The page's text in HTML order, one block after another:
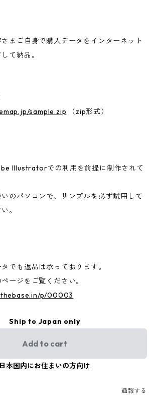
まご自身で購入データをインターネット
て納品。
sample.zip （zip形式）
Illustratorでの利用を前提に制作されて
のパソコンで、サンプルを必ず試用して
。
でも返品は承っております。
ージをご覧ください。
p/00003
Ship to Japan only
Add to cart
日本国内にお住まいの方向け
通報する